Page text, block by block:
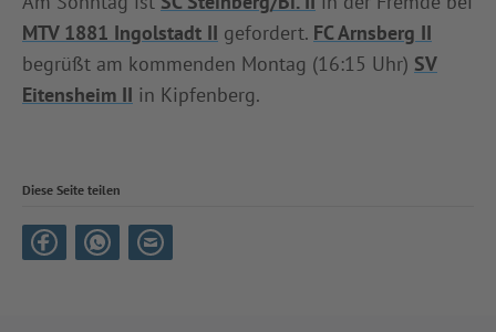
MTV 1881 Ingolstadt II gefordert. FC Arnsberg II
begrüßt am kommenden Montag (16:15 Uhr) SV
Eitensheim II in Kipfenberg.
Diese Seite teilen